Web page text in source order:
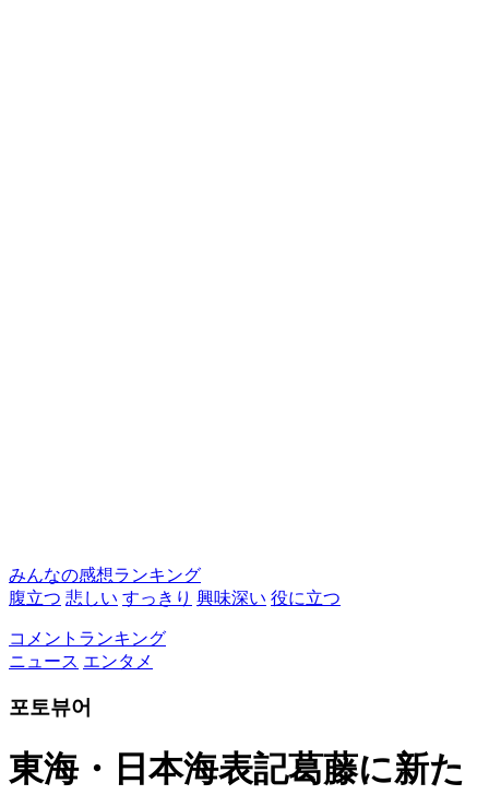
みんなの感想ランキング
腹立つ 悲しい すっきり 興味深い 役に立つ
コメントランキング
ニュース エンタメ
포토뷰어
東海・日本海表記葛藤に新た